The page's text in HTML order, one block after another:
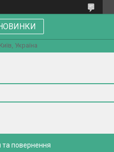
Україна
та повернення